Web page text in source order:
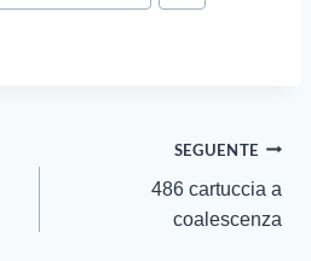
SEGUENTE
486 cartuccia a
coalescenza